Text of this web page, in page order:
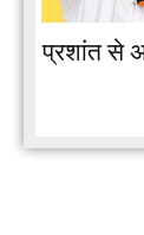
प्रशांत से